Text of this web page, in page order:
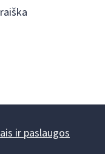
ir paslaugos